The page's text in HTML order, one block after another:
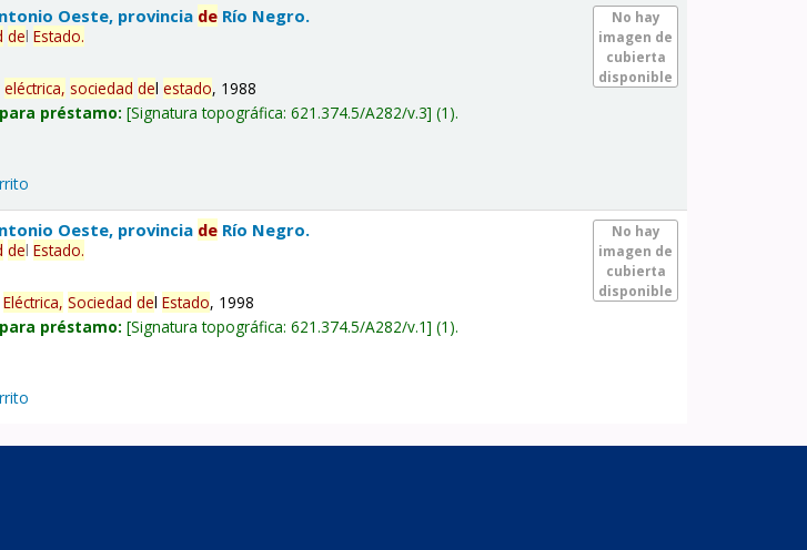
No hay
imagen de
cubierta
disponible
Oeste, provincia de Río Negro.
delEstado.
eléctrica, sociedad delestado, 1988
préstamo: Signatura topográfica:621.374.5/A282/v.3 (1).
No hay
imagen de
cubierta
disponible
Oeste, provincia de Río Negro.
delEstado.
Eléctrica, Sociedad delEstado, 1998
préstamo: Signatura topográfica:621.374.5/A282/v.1 (1).